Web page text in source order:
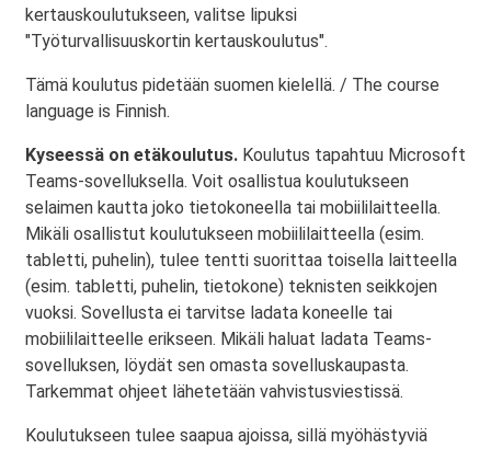
kertauskoulutukseen, valitse lipuksi
"Työturvallisuuskortin kertauskoulutus".
Tämä koulutus pidetään suomen kielellä. / The course
language is Finnish.
Kyseessä on etäkoulutus. Koulutus tapahtuu Microsoft
Teams-sovelluksella. Voit osallistua koulutukseen
selaimen kautta joko tietokoneella tai mobiililaitteella.
Mikäli osallistut koulutukseen mobiililaitteella (esim.
tabletti, puhelin), tulee tentti suorittaa toisella laitteella
(esim. tabletti, puhelin, tietokone) teknisten seikkojen
vuoksi. Sovellusta ei tarvitse ladata koneelle tai
mobiililaitteelle erikseen. Mikäli haluat ladata Teams-
sovelluksen, löydät sen omasta sovelluskaupasta.
Tarkemmat ohjeet lähetetään vahvistusviestissä.
Koulutukseen tulee saapua ajoissa, sillä myöhästyviä